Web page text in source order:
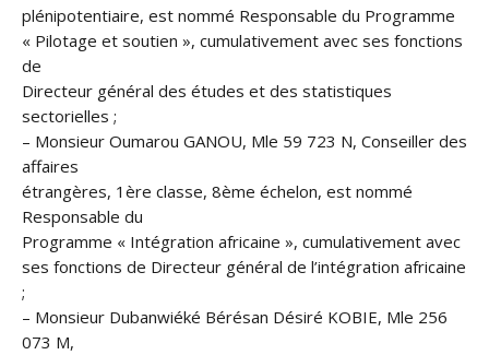
plénipotentiaire, est nommé Responsable du Programme
« Pilotage et soutien », cumulativement avec ses fonctions
de
Directeur général des études et des statistiques
sectorielles ;
– Monsieur Oumarou GANOU, Mle 59 723 N, Conseiller des
affaires
étrangères, 1ère classe, 8ème échelon, est nommé
Responsable du
Programme « Intégration africaine », cumulativement avec
ses fonctions de Directeur général de l’intégration africaine
;
– Monsieur Dubanwiéké Bérésan Désiré KOBIE, Mle 256
073 M,